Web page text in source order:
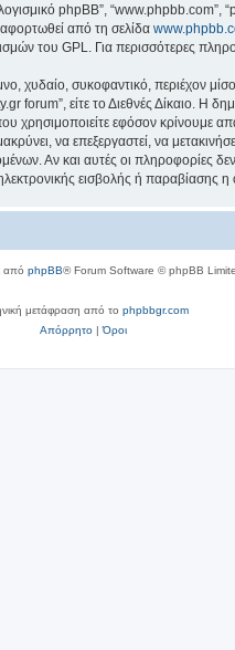
phpBB”,
από τη σελίδα
του GPL. Για περισσότερες
χυδαίο, συκοφαντικό, περιέχον
forum”, είτε το Διεθνές Δίκαιο. Η
εφόσον κρίνουμε
να επεξεργαστεί, να
Αν και αυτές οι
εισβολής ή παραβίασης
από phpBB® Forum Software © phpBB
μετάφραση από το phpbbgr.com
Απόρρητο|Όροι